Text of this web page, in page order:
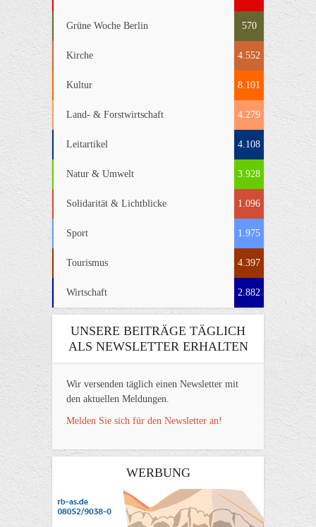
Grüne Woche Berlin 570
Kirche 4.552
Kultur 8.101
Land- & Forstwirtschaft 4.279
Leitartikel 4.108
Natur & Umwelt 3.928
Solidarität & Lichtblicke 1.096
Sport 1.975
Tourismus 4.397
Wirtschaft 2.882
UNSERE BEITRÄGE TÄGLICH
ALS NEWSLETTER ERHALTEN
Wir versenden täglich einen Newsletter mit
den aktuellen Meldungen.
Melden Sie sich für den Newsletter an!
WERBUNG